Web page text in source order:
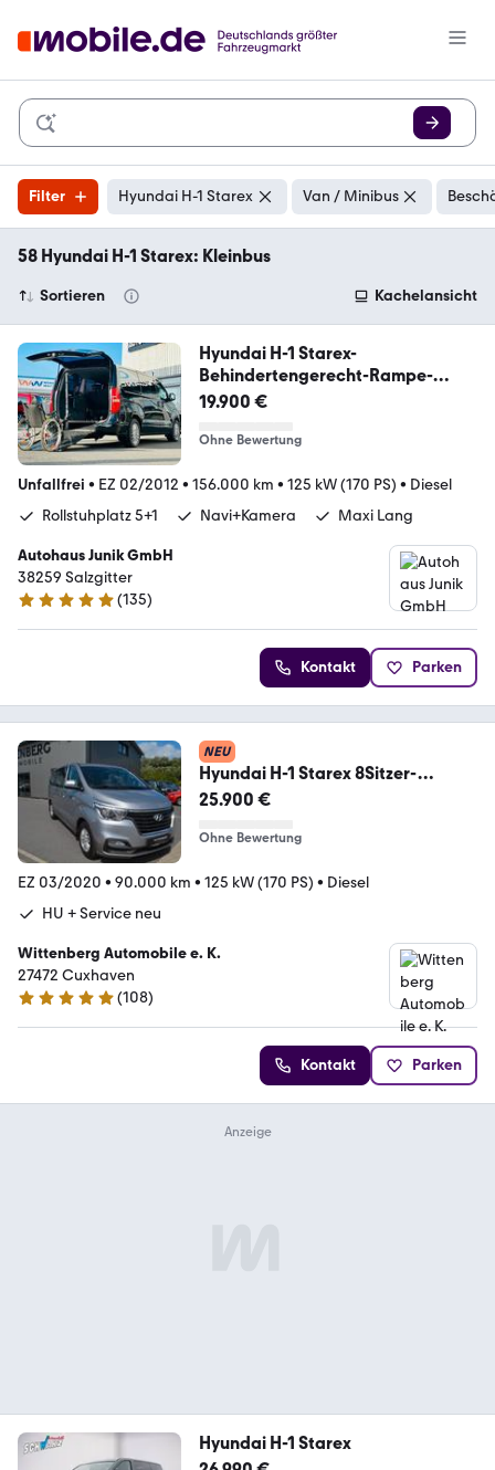
Filter Hyundai H-1 Starex Van / Minibus
58 Hyundai H-1 Starex: Kleinbus
Sortieren Kachelansicht
Hyundai H-1 Starex-
Behindertengerecht-Rampe-
Rollstuhl
19.900 €
Ohne Bewertung
Unfallfrei • EZ 02/2012 • 156.000 km • 125 kW (170 PS) • Diesel
Rollstuhplatz 5+1
Navi+Kamera Maxi Lang
Autohaus Junik GmbH
38259 Salzgitter
4.9 Sterne
(135)
Kontakt Parken
NEU
Hyundai H-1 Starex 8Sitzer-
Garantie inclusive
25.900 €
Ohne Bewertung
EZ 03/2020 • 90.000 km • 125 kW (170 PS) • Diesel
HU + Service neu
Wittenberg Automobile e. K.
27472 Cuxhaven
4.9 Sterne
(108)
Kontakt Parken
Hyundai H-1 Starex